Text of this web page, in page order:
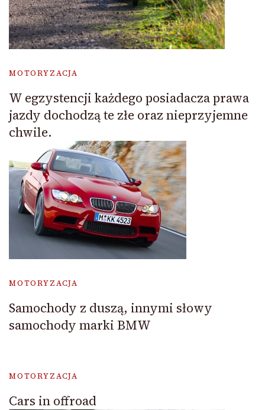
MOTORYZACJA
W egzystencji każdego posiadacza prawa
jazdy dochodzą te złe oraz nieprzyjemne
chwile.
MOTORYZACJA
Samochody z duszą, innymi słowy
samochody marki BMW
MOTORYZACJA
Cars in offroad